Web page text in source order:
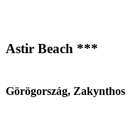
Astir Beach ***
Görögország, Zakynthos